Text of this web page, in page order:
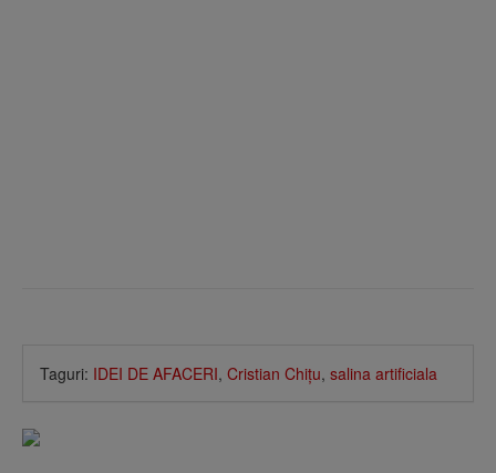
Taguri: IDEI DE AFACERI, Cristian Chiţu, salina artificiala